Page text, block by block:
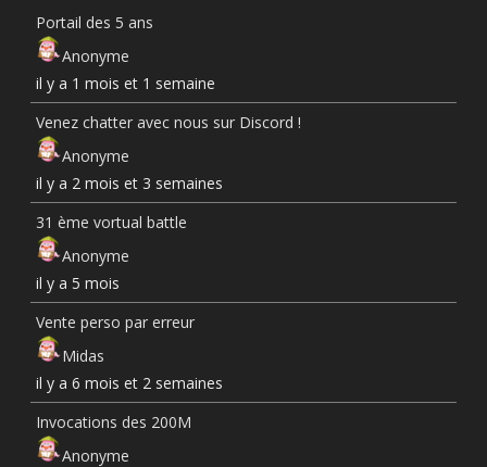
Portail des 5 ans
Anonyme
il y a 1 mois et 1 semaine
Venez chatter avec nous sur Discord !
Anonyme
il y a 2 mois et 3 semaines
31 ème vortual battle
Anonyme
il y a 5 mois
Vente perso par erreur
Midas
il y a 6 mois et 2 semaines
Invocations des 200M
Anonyme